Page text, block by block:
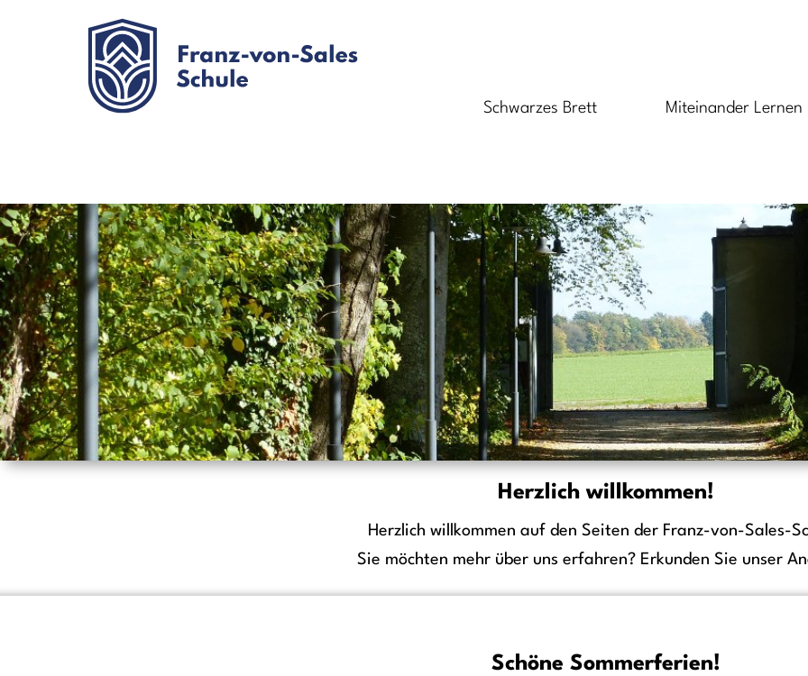
Schwarzes Brett Miteinander Lernen
Herzlich willkommen!
Herzlich willkommen auf den Seiten der Franz-von-Sales-
Sie möchten mehr über uns erfahren? Erkunden Sie unser
Schöne Sommerferien!